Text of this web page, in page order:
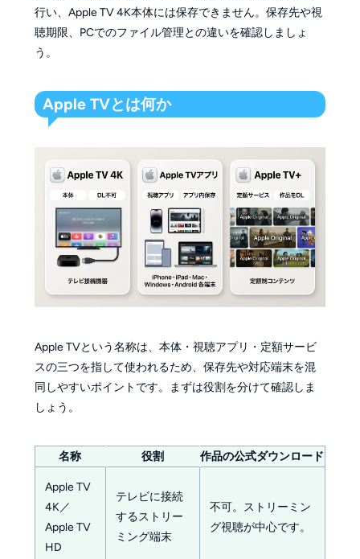
行い、Apple TV 4K本体には保存できません。保存先や視
聴期限、PCでのファイル管理との違いを確認しましょ
う。
Apple TVとは何か
Apple TVという名称は、本体・視聴アプリ・定額サービ
スの三つを指して使われるため、保存先や対応端末を混
同しやすいポイントです。まずは役割を分けて確認しま
しょう。
名称 役割 作品の公式ダウンロード
Apple TV
4K／
Apple TV
HD
テレビに接続
するストリー
ミング端末
不可。ストリーミン
グ視聴が中心です。